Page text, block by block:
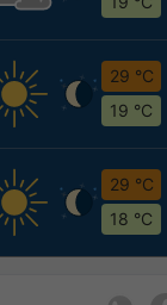
29 °C
19 °C
29 °C
18 °C